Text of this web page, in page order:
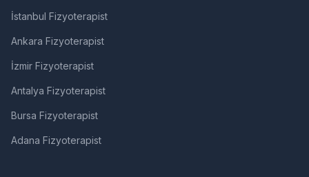
İstanbul Fizyoterapist
Ankara Fizyoterapist
İzmir Fizyoterapist
Antalya Fizyoterapist
Bursa Fizyoterapist
Adana Fizyoterapist